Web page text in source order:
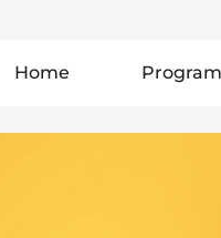
Home